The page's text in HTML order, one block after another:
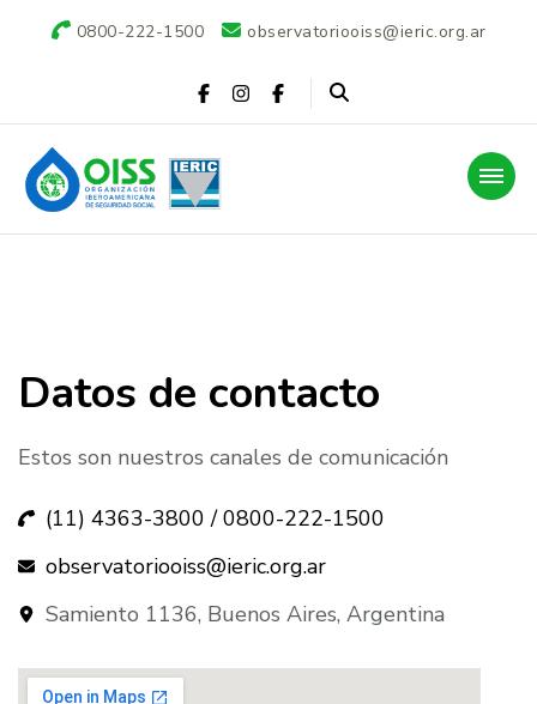
0800-222-1500 observatoriooiss@ieric.org.ar
Observatorio OISS-
Datos de contacto
Estos son nuestros canales de comunicación
(11) 4363-3800 / 0800-222-1500
observatoriooiss@ieric.org.ar
Samiento 1136, Buenos Aires, Argentina